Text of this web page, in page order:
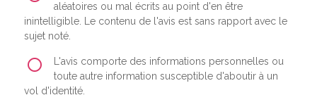
aléatoires ou mal écrits au point d'en être
inintelligible. Le contenu de l'avis est sans rapport avec le
sujet noté.
L'avis comporte des informations personnelles ou
toute autre information susceptible d'aboutir à un
vol d'identité.